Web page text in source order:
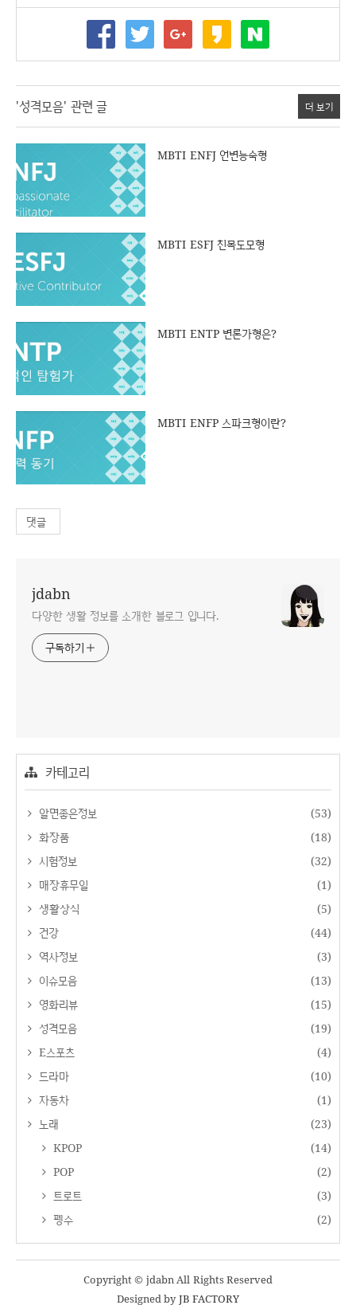
'성격모음' 관련 글 더 보기
MBTI ENFJ 언변능숙형
MBTI ESFJ 친목도모형
MBTI ENTP 변론가형은?
MBTI ENFP 스파크형이란?
댓글
jdabn
다양한 생활 정보를 소개한 블로그 입니다.
구독하기
카테고리
알면좋은정보
(53)
화장품
(18)
시험정보
(32)
매장휴무일
(1)
생활상식
(5)
건강
(44)
역사정보
(3)
이슈모음
(13)
영화리뷰
(15)
성격모음
(19)
E스포츠
(4)
드라마
(10)
자동차
(1)
노래
(23)
KPOP
(14)
POP
(2)
트로트
(3)
펭수
(2)
Copyright © jdabn All Rights Reserved
Designed byJB FACTORY